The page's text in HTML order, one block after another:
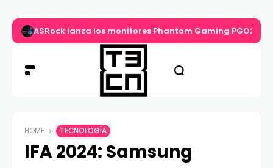
ASRock lanza los monitores Phantom Gaming
HOME TECNOLOGÍA
IFA 2024: Samsung